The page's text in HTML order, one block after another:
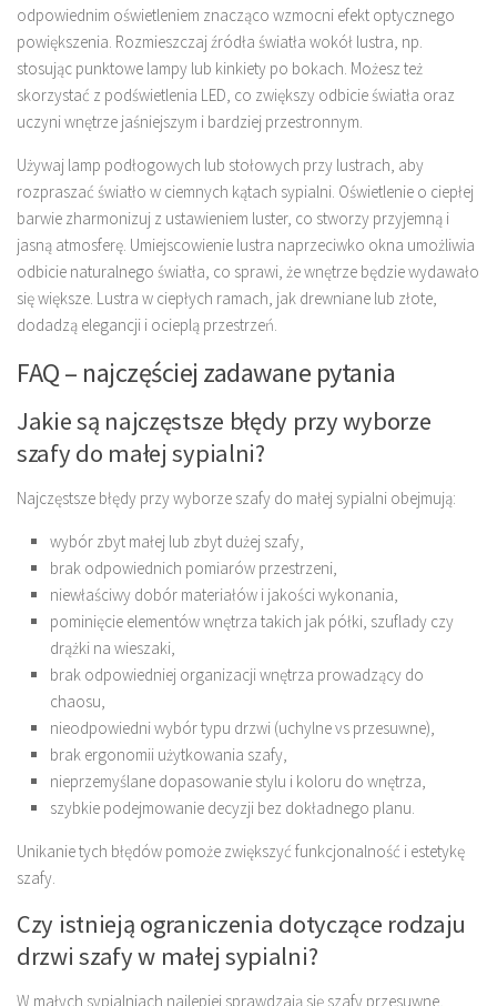
odpowiednim oświetleniem znacząco wzmocni efekt optycznego
powiększenia. Rozmieszczaj źródła światła wokół lustra, np.
stosując punktowe lampy lub kinkiety po bokach. Możesz też
skorzystać z podświetlenia LED, co zwiększy odbicie światła oraz
uczyni wnętrze jaśniejszym i bardziej przestronnym.
Używaj lamp podłogowych lub stołowych przy lustrach, aby
rozpraszać światło w ciemnych kątach sypialni. Oświetlenie o ciepłej
barwie zharmonizuj z ustawieniem luster, co stworzy przyjemną i
jasną atmosferę. Umiejscowienie lustra naprzeciwko okna umożliwia
odbicie naturalnego światła, co sprawi, że wnętrze będzie wydawało
się większe. Lustra w ciepłych ramach, jak drewniane lub złote,
dodadzą elegancji i ocieplą przestrzeń.
FAQ – najczęściej zadawane pytania
Jakie są najczęstsze błędy przy wyborze
szafy do małej sypialni?
Najczęstsze błędy przy wyborze szafy do małej sypialni obejmują:
wybór zbyt małej lub zbyt dużej szafy,
brak odpowiednich pomiarów przestrzeni,
niewłaściwy dobór materiałów i jakości wykonania,
pominięcie elementów wnętrza takich jak półki, szuflady czy
drążki na wieszaki,
brak odpowiedniej organizacji wnętrza prowadzący do
chaosu,
nieodpowiedni wybór typu drzwi (uchylne vs przesuwne),
brak ergonomii użytkowania szafy,
nieprzemyślane dopasowanie stylu i koloru do wnętrza,
szybkie podejmowanie decyzji bez dokładnego planu.
Unikanie tych błędów pomoże zwiększyć funkcjonalność i estetykę
szafy.
Czy istnieją ograniczenia dotyczące rodzaju
drzwi szafy w małej sypialni?
W małych sypialniach najlepiej sprawdzają się szafy przesuwne,